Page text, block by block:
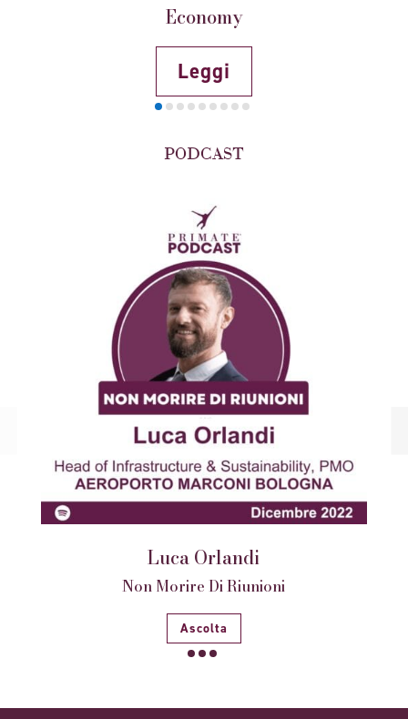
Economy
Leggi
PODCAST
Luca Orlandi
Non Morire Di Riunioni
Ascolta